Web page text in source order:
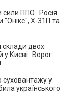
ППО . Росія
"Онікс", Х-31П та
склади двох
у Києві . Ворог
суховантажу у
українського